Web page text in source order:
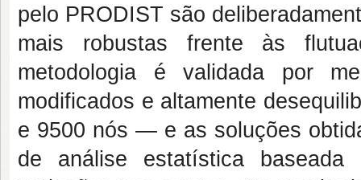
pelo PRODIST são
mais robustas frente às
metodologia é validada por
modificados e altamente
e 9500 nós — e as soluções
de análise estatística baseada